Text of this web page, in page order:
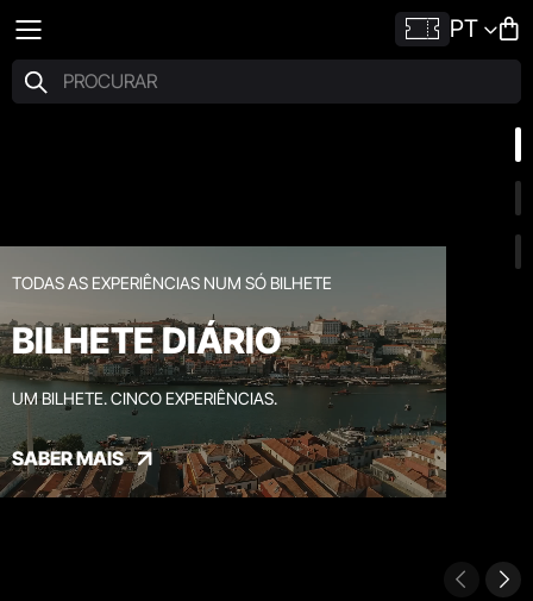
PT
TODAS AS EXPERIÊNCIAS NUM SÓ BILHETE
BILHETE DIÁRIO
UM BILHETE. CINCO EXPERIÊNCIAS.
SABER MAIS